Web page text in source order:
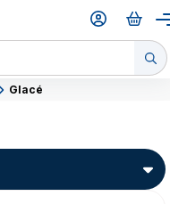
Glacé